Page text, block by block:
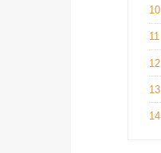
10
11
12
13
14